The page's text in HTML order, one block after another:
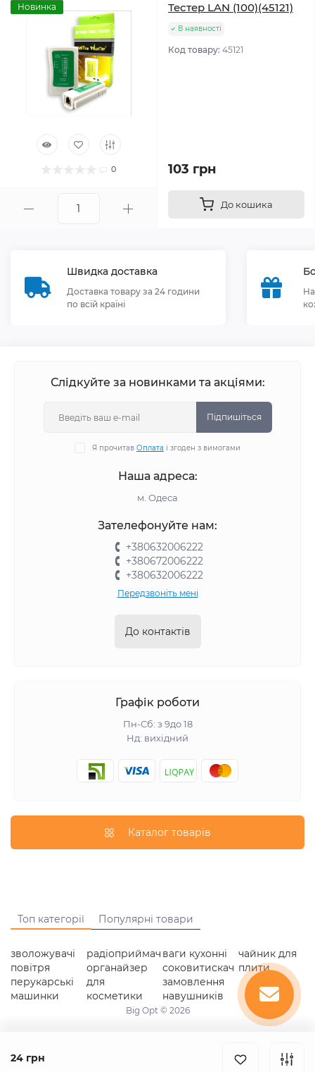
24 грн
Новинка
0
Тестер LAN (100)(45121)
В наявності
Код товару: 45121
103 грн
До кошика
Швидка доставка
Доставка товару за 24 години
по всій країні
Слідкуйте за новинками та акціями:
Підпишіться
Я прочитав Оплата і згоден з вимогами
Наша адреса:
м. Одеса
Зателефонуйте нам:
+380632006222
+380672006222
+380632006222
Передзвоніть мені
До контактів
Графік роботи
Пн-Сб: з 9до 18
Нд: вихідний
Каталог товарів
Топ категорії Популярні товари
зволожувачі
повітря
перукарські
машинки
радіоприймач
органайзер
для
косметики
ваги кухонні
соковитискач
замовлення
навушників
чайник для
плити
Big Opt © 2026